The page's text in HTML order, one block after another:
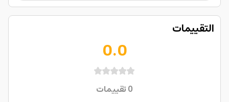
التقييمات
0.0
0تقييمات